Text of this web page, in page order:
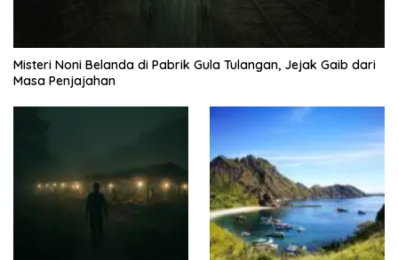
Misteri Noni Belanda di Pabrik Gula Tulangan, Jejak Gaib dari
Masa Penjajahan